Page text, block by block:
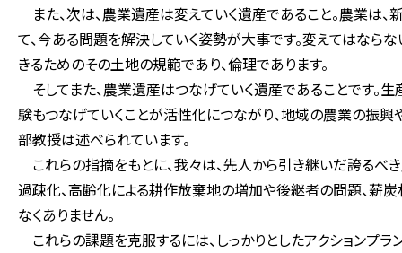
また、次は、農業遺産は変えていく遺産であること。農業は
て、今ある問題を解決していく姿勢が大事です。変えてはなら
きるためのその土地の規範であり、倫理であります。
そしてまた、農業遺産はつなげていく遺産であることです。
験もつなげていくことが活性化につながり、地域の農業の振
部教授は述べられています。
これらの指摘をもとに、我々は、先人から引き継いだ誇るべ
過疎化、高齢化による耕作放棄地の増加や後継者の問題、薪
なくありません。
これらの課題を克服するには、しっかりとしたアクションプ